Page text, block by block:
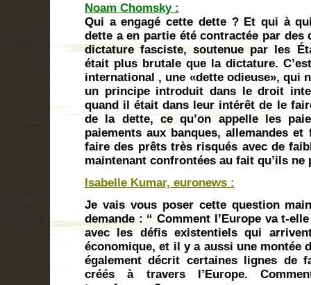
Noam Chomsky :
Qui a engagé cette dette ? Et qui à
dette a en partie été contractée par des
dictature fasciste, soutenue par les
était plus brutale que la dictature.
international , une «dette odieuse», qui
un principe introduit dans le droit
quand il était dans leur intérêt de le
de la dette, ce qu’on appelle les
paiements aux banques, allemandes
faire des prêts très risqués avec de
maintenant confrontées au fait qu’ils ne
Isabelle Kumar, euronews :
Je vais vous poser cette question
demande : “ Comment l’Europe va t-
avec les défis existentiels qui
économique, et il y a aussi une montée
également décrit certaines lignes de
créés à travers l’Europe.